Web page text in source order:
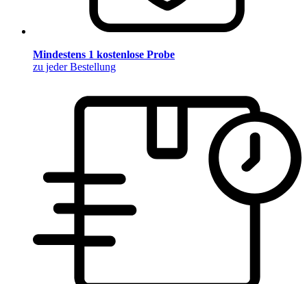
Mindestens 1 kostenlose Probe
zu jeder Bestellung